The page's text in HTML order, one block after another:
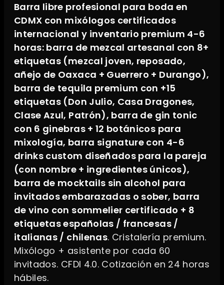
Barra libre profesional para boda en
CDMX con mixólogos certificados
internacional y inventario premium 4-6
horas: barra de mezcal artesanal con 8+
etiquetas (mezcal joven, reposado,
añejo de Oaxaca + Guerrero + Durango),
barra de tequila premium con +15
etiquetas (Don Julio, Casa Dragones,
Clase Azul, Patrón), barra de gin tonic
con 6 ginebras + 12 botánicos para
mixología, barra signature con 4-6
drinks custom diseñados para la pareja
(con nombre + ingredientes únicos),
barra de mocktails sin alcohol para
invitados embarazadas o sober, barra
de vino con sommelier certificado + 8
etiquetas españolas / francesas /
italianas / chilenas. Cristalería premium.
Mixólogo + asistente por cada 60
invitados. CFDI 4.0. Cotización en 24 horas
hábiles.